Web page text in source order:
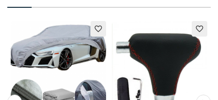
favorite_border favorite_border